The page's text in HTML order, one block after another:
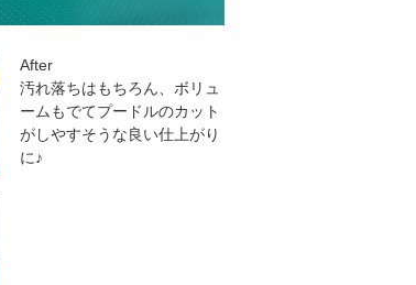
After
汚れ落ちはもちろん、ボリュ
ームもでてプードルのカット
がしやすそうな良い仕上がり
に♪